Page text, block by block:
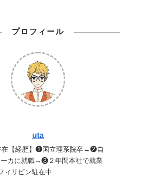
プロフィール
uta
在【経歴】❶国立理系院卒→❷自
ーカに就職→❸２年間本社で就業
リピン駐在中